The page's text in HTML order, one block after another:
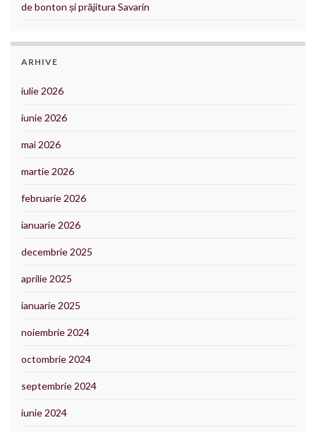
de bonton și prăjitura Savarin
ARHIVE
iulie 2026
iunie 2026
mai 2026
martie 2026
februarie 2026
ianuarie 2026
decembrie 2025
aprilie 2025
ianuarie 2025
noiembrie 2024
octombrie 2024
septembrie 2024
iunie 2024